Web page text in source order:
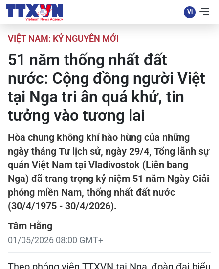
VIỆT NAM: KỶ NGUYÊN MỚI
51 năm thống nhất đất
nước: Cộng đồng người Việt
tại Nga tri ân quá khứ, tin
tưởng vào tương lai
Hòa chung không khí hào hùng của những
ngày tháng Tư lịch sử, ngày 29/4, Tổng lãnh sự
quán Việt Nam tại Vladivostok (Liên bang
Nga) đã trang trọng kỷ niệm 51 năm Ngày Giải
phóng miền Nam, thống nhất đất nước
(30/4/1975 - 30/4/2026).
Tâm Hằng
01/05/2026 08:00 GMT+
Theo phóng viên TTXVN tại Nga, đoàn đại biểu